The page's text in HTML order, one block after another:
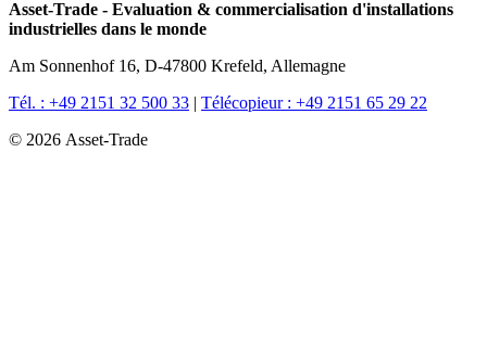
Asset-Trade - Evaluation & commercialisation d'installations
industrielles dans le monde
Am Sonnenhof 16, D-47800 Krefeld, Allemagne
Tél. : +49 2151 32 500 33 | Télécopieur : +49 2151 65 29 22
© 2026 Asset-Trade